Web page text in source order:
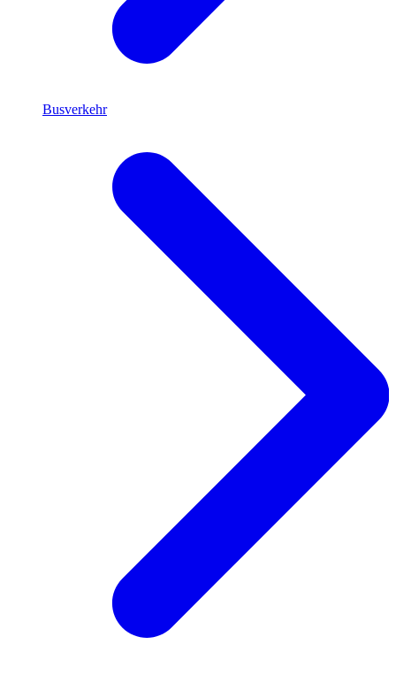
Busverkehr